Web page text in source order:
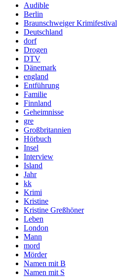
Audible
Berlin
Braunschweiger Krimifestival
Deutschland
dorf
Drogen
DTV
Dänemark
england
Entführung
Familie
Finnland
Geheimnisse
gre
Großbritannien
Hörbuch
Insel
Interview
Island
Jahr
kk
Krimi
Kristine
Kristine Greßhöner
Leben
London
Mann
mord
Mörder
Namen mit B
Namen mit S